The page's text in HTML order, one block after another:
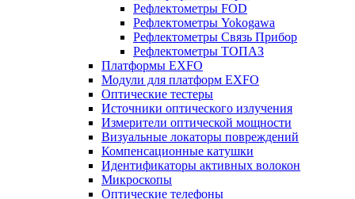
Рефлектометры FOD
Рефлектометры Yokogawa
Рефлектометры Связь Прибор
Рефлектометры ТОПАЗ
Платформы EXFO
Модули для платформ EXFO
Оптические тестеры
Источники оптического излучения
Измерители оптической мощности
Визуальные локаторы повреждений
Компенсационные катушки
Идентификаторы активных волокон
Микроскопы
Оптические телефоны